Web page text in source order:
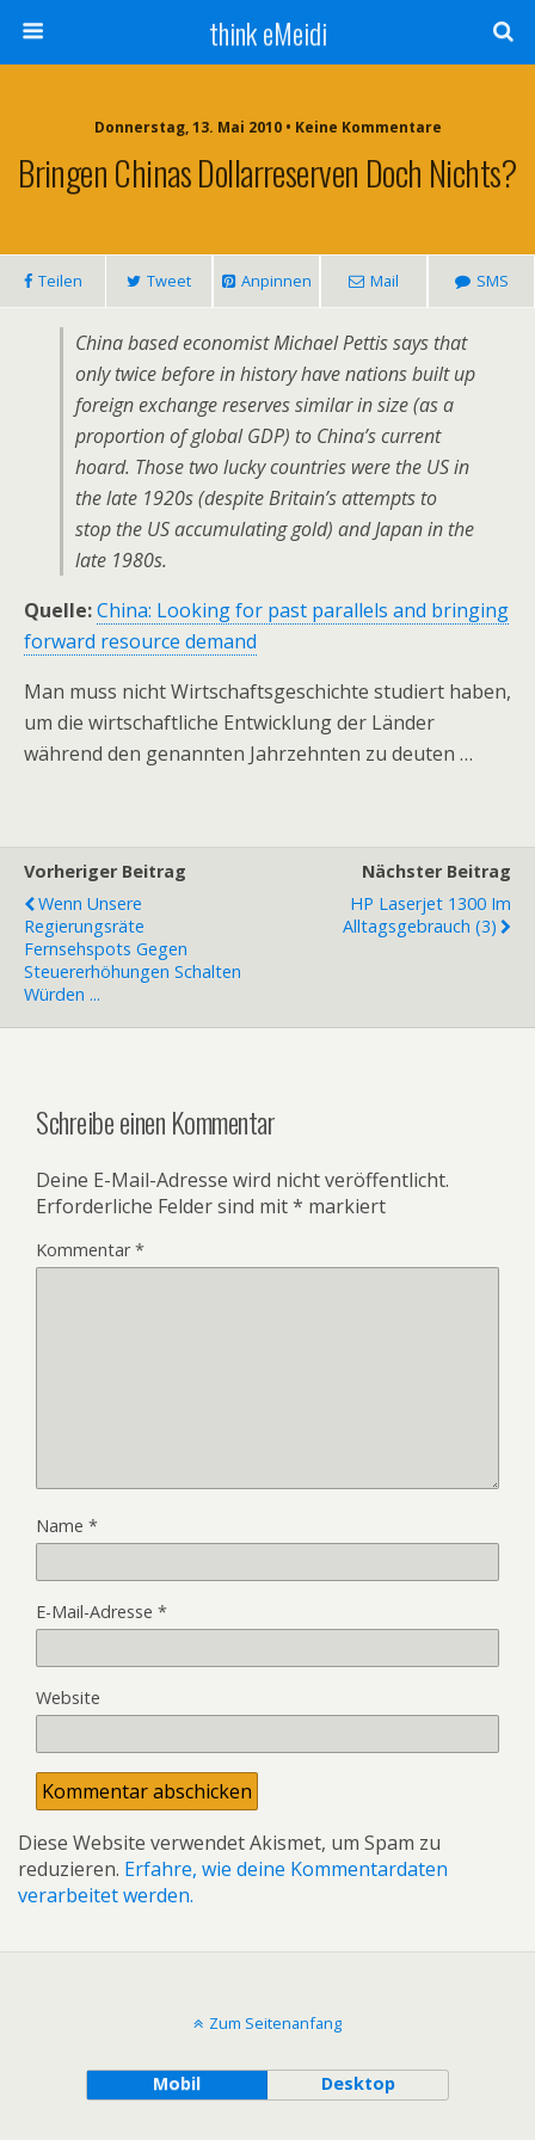
think eMeidi
Donnerstag, 13. Mai 2010 • Keine Kommentare
Bringen Chinas Dollarreserven Doch Nichts?
Teilen Tweet Anpinnen Mail SMS
China based economist Michael Pettis says that
only twice before in history have nations built up
foreign exchange reserves similar in size (as a
proportion of global GDP) to China’s current
hoard. Those two lucky countries were the US in
the late 1920s (despite Britain’s attempts to
stop the US accumulating gold) and Japan in the
late 1980s.
Quelle:China: Looking for past parallels and bringing
forward resource demand
Man muss nicht Wirtschaftsgeschichte studiert haben,
um die wirtschaftliche Entwicklung der Länder
während den genannten Jahrzehnten zu deuten …
Vorheriger Beitrag
Wenn Unsere
Regierungsräte
Fernsehspots Gegen
Steuererhöhungen Schalten
Würden ...
Nächster Beitrag
HP Laserjet 1300 Im
Alltagsgebrauch (3)
Schreibe einen Kommentar
Deine E-Mail-Adresse wird nicht veröffentlicht.
Erforderliche Felder sind mit* markiert
Kommentar*
Name *
E-Mail-Adresse *
Website
Diese Website verwendet Akismet, um Spam zu
reduzieren. Erfahre, wie deine Kommentardaten
verarbeitet werden.
Zum Seitenanfang
Mobil Desktop